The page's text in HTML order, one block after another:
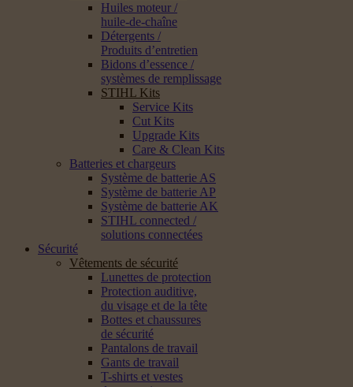
Huiles moteur /
huile-de-chaîne
Détergents /
Produits d’entretien
Bidons d’essence /
systèmes de remplissage
STIHL Kits
Service Kits
Cut Kits
Upgrade Kits
Care & Clean Kits
Batteries et chargeurs
Système de batterie AS
Système de batterie AP
Système de batterie AK
STIHL connected /
solutions connectées
Sécurité
Vêtements de sécurité
Lunettes de protection
Protection auditive,
du visage et de la tête
Bottes et chaussures
de sécurité
Pantalons de travail
Gants de travail
T-shirts et vestes